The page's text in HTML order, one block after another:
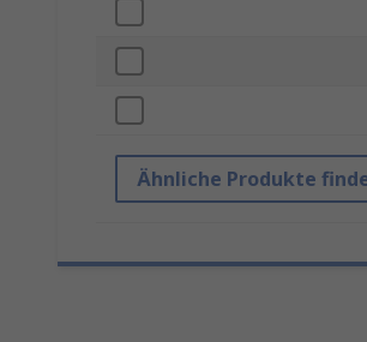
Ähnliche Produkte